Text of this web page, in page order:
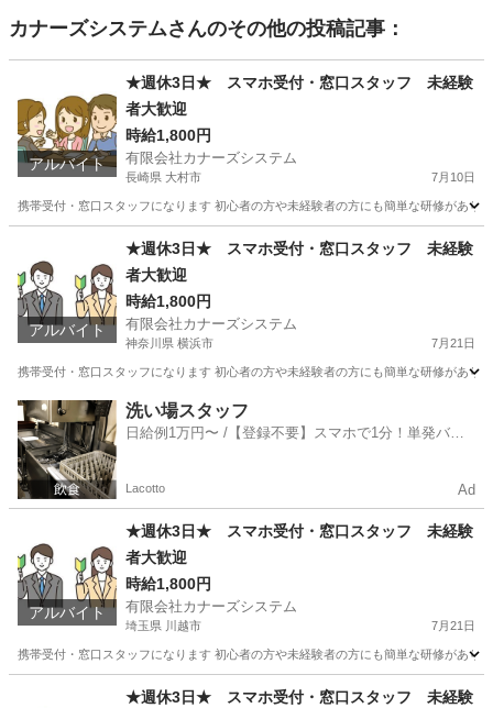
カナーズシステムさんのその他の投稿記事：
アルバイト
★週休3日★ スマホ受付・窓口スタッフ 未経験
者大歓迎
時給1,800円
有限会社カナーズシステム
長崎県 大村市 7月10日
携帯受付・窓口スタッフになります 初心者の方や未経験者の方にも簡単な研修があ
携帯ショップ
アルバイト
★週休3日★ スマホ受付・窓口スタッフ 未経験
者大歓迎
時給1,800円
有限会社カナーズシステム
神奈川県 横浜市 7月21日
携帯受付・窓口スタッフになります 初心者の方や未経験者の方にも簡単な研修があ
神奈川 横浜市 携帯ショップ
洗い場スタッフ
日給例1万円〜 /【登録不要】スマホで1分！単発バイ
Lacotto Ad
アルバイト
★週休3日★ スマホ受付・窓口スタッフ 未経験
者大歓迎
時給1,800円
有限会社カナーズシステム
埼玉県 川越市 7月21日
携帯受付・窓口スタッフになります 初心者の方や未経験者の方にも簡単な研修があ
携帯ショップ スタッフ
★週休3日★ スマホ受付・窓口スタッフ 未経験